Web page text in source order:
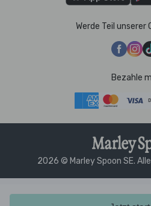
Werde Teil
Bezahle
2026 © Marley Spoon SE.